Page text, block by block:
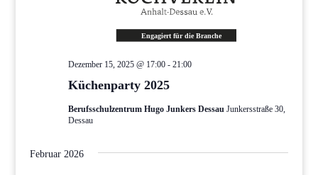
Küchenparty 2025
Dezember 15, 2025 @ 17:00- 21:00
Berufsschulzentrum Hugo Junkers Dessau Junkersstraße 30,
Dessau
Februar 2026